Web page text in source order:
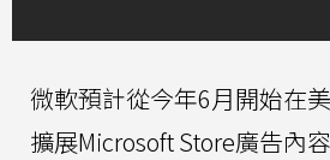
微軟預計從今年6月開始在
擴展Microsoft Store廣告內